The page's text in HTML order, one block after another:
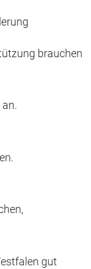
brauchen
gut